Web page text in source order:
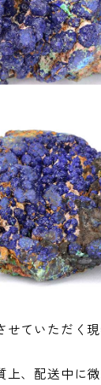
ていただく
、配送中に